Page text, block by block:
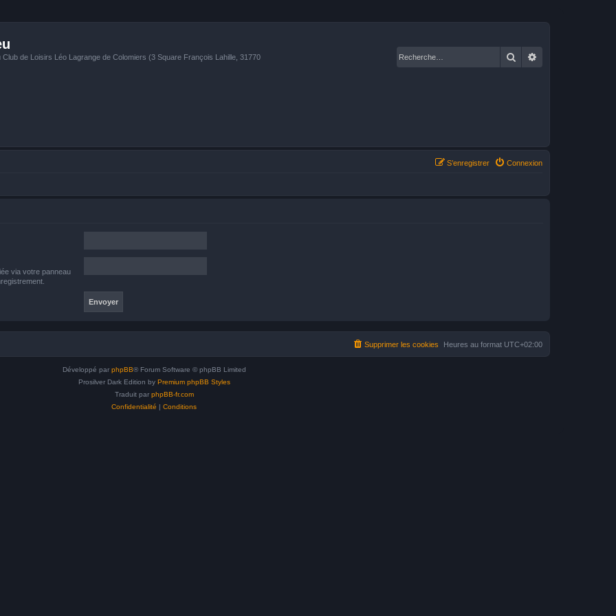
de Loisirs Léo Lagrange de Colomiers (3 Square François Lahille, 31770
Rechercher
Connexion
S’enregistrer
via votre panneau
Heures au format UTC+02:00
Supprimer les cookies
Développé par phpBB® Forum Software © phpBB Limited
Prosilver Dark Edition by Premium phpBB Styles
Traduit par phpBB-fr.com
Confidentialité | Conditions